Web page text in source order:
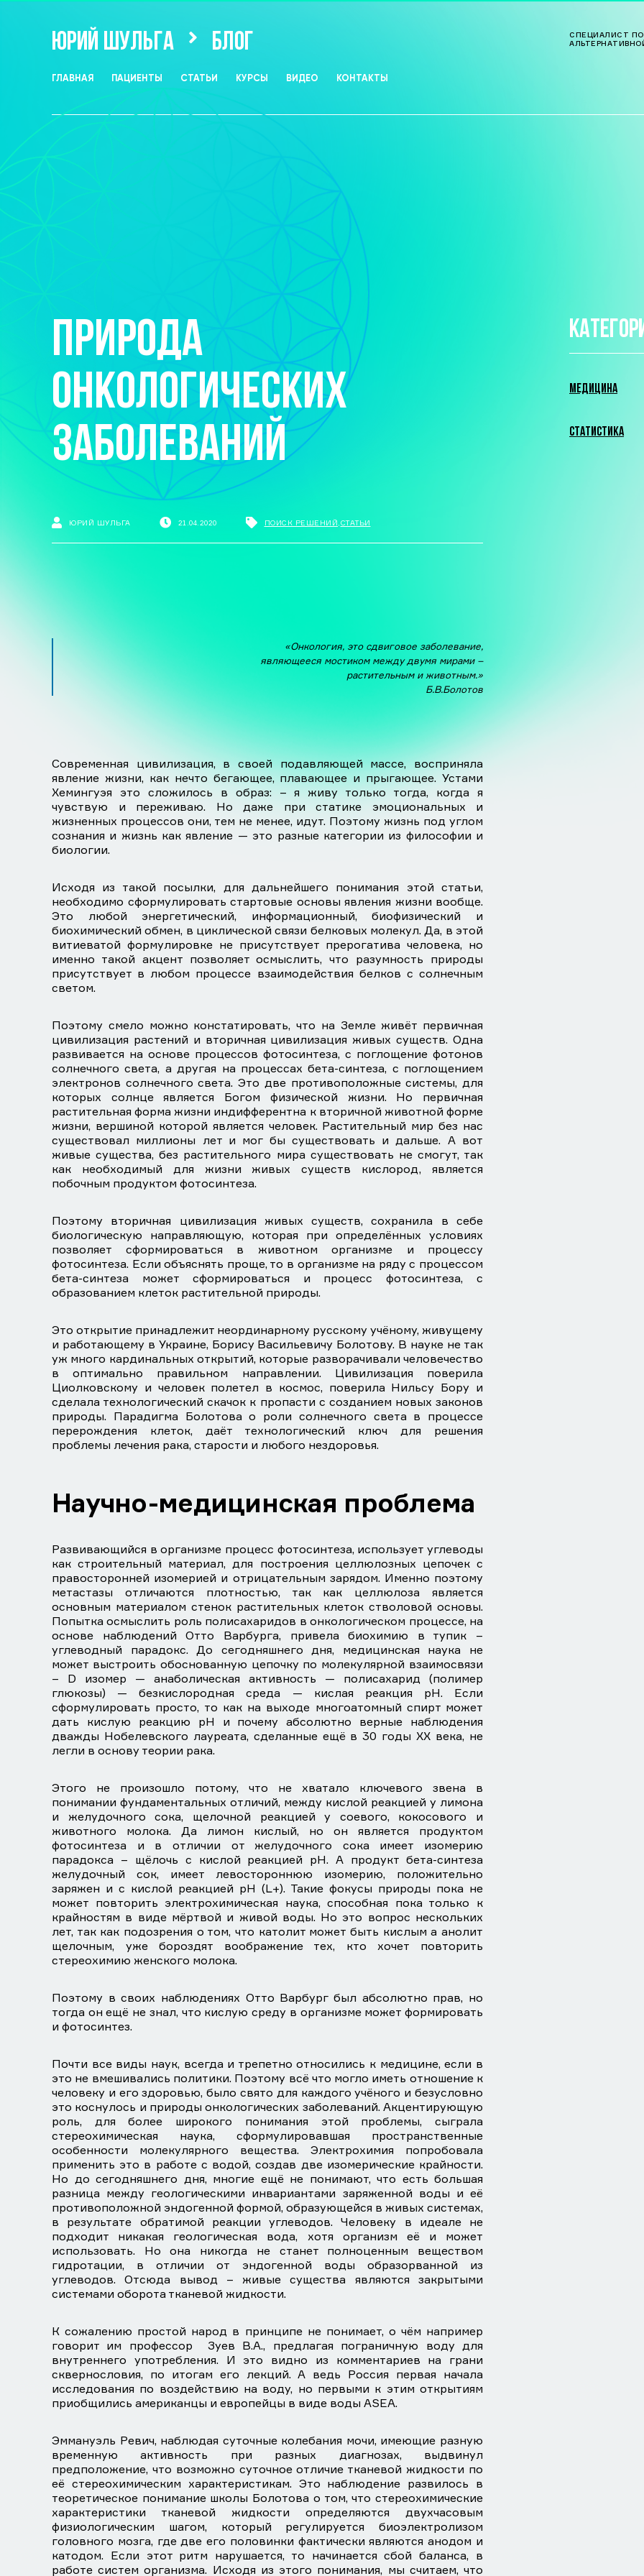
ЮРИЙ ШУЛЬГА БЛОГ
ГЛАВНАЯ ПАЦИЕНТЫ СТАТЬИ КУРСЫ ВИДЕО КОНТАКТЫ
СПЕЦИАЛИСТ ПО
ПРИРОДА
ОНКОЛОГИЧЕСКИХ
ЗАБОЛЕВАНИЙ
ЮРИЙ ШУЛЬГА 21.04.2020 ПОИСК РЕШЕНИЙ СТАТЬИ
МЕДИЦИНА
СТАТИСТИКА
«Онкология, это сдвиговое заболевание,
являющееся мостиком между двумя мирами –
растительным и животным.»
Б.В.Болотов
Современная цивилизация, в своей подавляющей массе, восприняла
явление жизни, как нечто бегающее, плавающее и прыгающее. Устами
Хемингуэя это сложилось в образ: – я живу только тогда, когда я
чувствую и переживаю. Но даже при статике эмоциональных и
жизненных процессов они, тем не менее, идут. Поэтому жизнь под углом
сознания и жизнь как явление — это разные категории из философии и
биологии.
Исходя из такой посылки, для дальнейшего понимания этой статьи,
необходимо сформулировать стартовые основы явления жизни вообще.
Это любой энергетический, информационный, биофизический и
биохимический обмен, в циклической связи белковых молекул. Да, в этой
витиеватой формулировке не присутствует прерогатива человека, но
именно такой акцент позволяет осмыслить, что разумность природы
присутствует в любом процессе взаимодействия белков с солнечным
светом.
Поэтому смело можно констатировать, что на Земле живёт первичная
цивилизация растений и вторичная цивилизация живых существ. Одна
развивается на основе процессов фотосинтеза, с поглощение фотонов
солнечного света, а другая на процессах бета-синтеза, с поглощением
электронов солнечного света. Это две противоположные системы, для
которых солнце является Богом физической жизни. Но первичная
растительная форма жизни индифферентна к вторичной животной форме
жизни, вершиной которой является человек. Растительный мир без нас
существовал миллионы лет и мог бы существовать и дальше. А вот
живые существа, без растительного мира существовать не смогут, так
как необходимый для жизни живых существ кислород, является
побочным продуктом фотосинтеза.
Поэтому вторичная цивилизация живых существ, сохранила в себе
биологическую направляющую, которая при определённых условиях
позволяет сформироваться в животном организме и процессу
фотосинтеза. Если объяснять проще, то в организме на ряду с процессом
бета-синтеза может сформироваться и процесс фотосинтеза, с
образованием клеток растительной природы.
Это открытие принадлежит неординарному русскому учёному, живущему
и работающему в Украине, Борису Васильевичу Болотову. В науке не так
уж много кардинальных открытий, которые разворачивали человечество
в оптимально правильном направлении. Цивилизация поверила
Циолковскому и человек полетел в космос, поверила Нильсу Бору и
сделала технологический скачок к пропасти с созданием новых законов
природы. Парадигма Болотова о роли солнечного света в процессе
перерождения клеток, даёт технологический ключ для решения
проблемы лечения рака, старости и любого нездоровья.
Научно-медицинская проблема
Развивающийся в организме процесс фотосинтеза, использует углеводы
как строительный материал, для построения целлюлозных цепочек с
правосторонней изомерией и отрицательным зарядом. Именно поэтому
метастазы отличаются плотностью, так как целлюлоза является
основным материалом стенок растительных клеток стволовой основы.
Попытка осмыслить роль полисахаридов в онкологическом процессе, на
основе наблюдений Отто Варбурга, привела биохимию в тупик –
углеводный парадокс. До сегодняшнего дня, медицинская наука не
может выстроить обоснованную цепочку по молекулярной взаимосвязи
– D изомер — анаболическая активность — полисахарид (полимер
глюкозы) — безкислородная среда — кислая реакция рН. Если
сформулировать просто, то как на выходе многоатомный спирт может
дать кислую реакцию рН и почему абсолютно верные наблюдения
дважды Нобелевского лауреата, сделанные ещё в 30 годы ХХ века, не
легли в основу теории рака.
Этого не произошло потому, что не хватало ключевого звена в
понимании фундаментальных отличий, между кислой реакцией у лимона
и желудочного сока, щелочной реакцией у соевого, кокосового и
животного молока. Да лимон кислый, но он является продуктом
фотосинтеза и в отличии от желудочного сока имеет изомерию
парадокса – щёлочь с кислой реакцией рН. А продукт бета-синтеза
желудочный сок, имеет левостороннюю изомерию, положительно
заряжен и с кислой реакцией рН (L+). Такие фокусы природы пока не
может повторить электрохимическая наука, способная пока только к
крайностям в виде мёртвой и живой воды. Но это вопрос нескольких
лет, так как подозрения о том, что католит может быть кислым а анолит
щелочным, уже бороздят воображение тех, кто хочет повторить
стереохимию женского молока.
Поэтому в своих наблюдениях Отто Варбург был абсолютно прав, но
тогда он ещё не знал, что кислую среду в организме может формировать
и фотосинтез.
Почти все виды наук, всегда и трепетно относились к медицине, если в
это не вмешивались политики. Поэтому всё что могло иметь отношение к
человеку и его здоровью, было свято для каждого учёного и безусловно
это коснулось и природы онкологических заболеваний. Акцентирующую
роль, для более широкого понимания этой проблемы, сыграла
стереохимическая наука, сформулировавшая пространственные
особенности молекулярного вещества. Электрохимия попробовала
применить это в работе с водой, создав две изомерические крайности.
Но до сегодняшнего дня, многие ещё не понимают, что есть большая
разница между геологическими инвариантами заряженной воды и её
противоположной эндогенной формой, образующейся в живых системах,
в результате обратимой реакции углеводов. Человеку в идеале не
подходит никакая геологическая вода, хотя организм её и может
использовать. Но она никогда не станет полноценным веществом
гидротации, в отличии от эндогенной воды образорванной из
углеводов. Отсюда вывод – живые существа являются закрытыми
системами оборота тканевой жидкости.
К сожалению простой народ в принципе не понимает, о чём например
говорит им профессор Зуев В.А., предлагая пограничную воду для
внутреннего употребления. И это видно из комментариев на грани
сквернословия, по итогам его лекций. А ведь Россия первая начала
исследования по воздействию на воду, но первыми к этим открытиям
приобщились американцы и европейцы в виде воды ASEA.
Эммануэль Ревич, наблюдая суточные колебания мочи, имеющие разную
временную активность при разных диагнозах, выдвинул
предположение, что возможно суточное отличие тканевой жидкости по
её стереохимическим характеристикам. Это наблюдение развилось в
теоретическое понимание школы Болотова о том, что стереохимические
характеристики тканевой жидкости определяются двухчасовым
физиологическим шагом, который регулируется биоэлектролизом
головного мозга, где две его половинки фактически являются анодом и
катодом. Если этот ритм нарушается, то начинается сбой баланса, в
работе систем организма. Исходя из этого понимания, мы считаем, что